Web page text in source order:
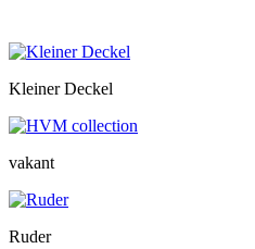
Kleiner Deckel
vakant
Ruder